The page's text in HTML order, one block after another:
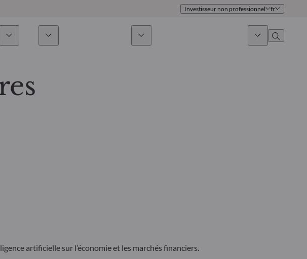
Investisseur non professionnel fr
de fonds
artificielle sur l’économie et les marchés financiers.